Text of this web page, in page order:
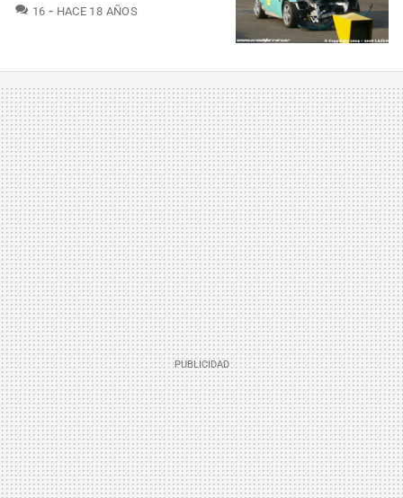
16 COMENTARIOS
HACE 18 AÑOS